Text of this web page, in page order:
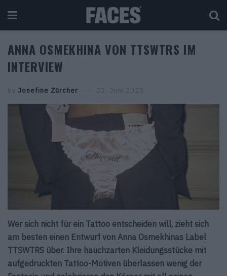
ANNA OSMEKHINA VON TTSWTRS IM
INTERVIEW
by Josefine Zürcher 23. Juni 2025
Wer sich nicht für ein Tattoo entscheiden will, zieht sich
am besten einen Entwurf von Anna Osmekhinas Label
TTSWTRS über. Ihre hauchzarten Kleidungsstücke mit
aufgedruckten Tattoo-Motiven überlassen wenig der